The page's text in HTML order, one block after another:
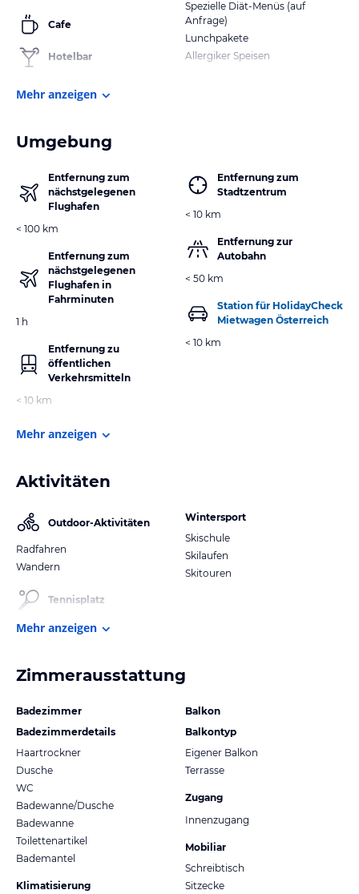
Cafe
Hotelbar
Spezielle Diät-Menüs (auf
Anfrage)
Lunchpakete
Allergiker Speisen
Mehr anzeigen
Umgebung
Entfernung zum
nächstgelegenen
Flughafen
< 100 km
Entfernung zum
nächstgelegenen
Flughafen in
Fahrminuten
1 h
Entfernung zu
öffentlichen
Verkehrsmitteln
< 10 km
Entfernung zum
Stadtzentrum
< 10 km
Entfernung zur
Autobahn
< 50 km
Station für HolidayCheck
Mietwagen Österreich
< 10 km
Mehr anzeigen
Aktivitäten
Outdoor-Aktivitäten
Radfahren
Wandern
Tennisplatz
Wintersport
Skischule
Skilaufen
Skitouren
Mehr anzeigen
Zimmerausstattung
Badezimmer
Badezimmerdetails
Haartrockner
Dusche
WC
Badewanne/Dusche
Badewanne
Toilettenartikel
Bademantel
Klimatisierung
Balkon
Balkontyp
Eigener Balkon
Terrasse
Zugang
Innenzugang
Mobiliar
Schreibtisch
Sitzecke